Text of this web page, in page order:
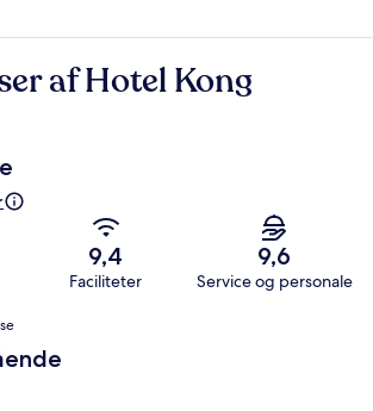
af Hotel Kong
9,4
Faciliteter
9,6
Service og personale